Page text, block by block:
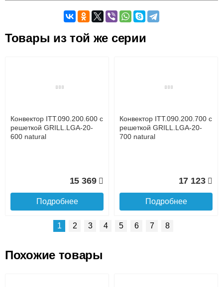
Оставьте отзыв
времени
Интернет-деньгами (Yandex-деньги, Web-money,
Qiwi-кошельки и другие).
Безналичный расчёт (возможно и с НДС)
Товары из той же серии
Конвектор ITT.090.200.600 с
решеткой GRILL.LGA-20-
600 natural
15 369
Подробнее
Конвектор ITT.090.200.700 с
решеткой GRILL.LGA-20-
700 natural
17 123
Подробнее
1 2 3 4 5 6 7 8
Похожие товары